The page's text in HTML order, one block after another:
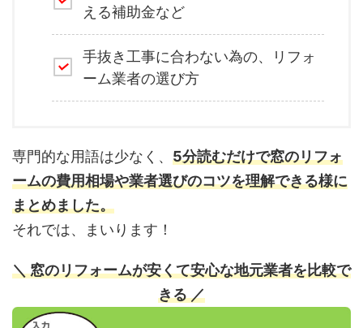
える補助金など
手抜き工事に合わない為の、リフォ
ーム業者の選び方
専門的な用語は少なく、 5分読むだけで窓のリフォ
ームの費用相場や業者選びのコツを理解できる様に
まとめました。
それでは、まいります！
＼ 窓のリフォームが安くて安心な地元業者を比較で
きる ／